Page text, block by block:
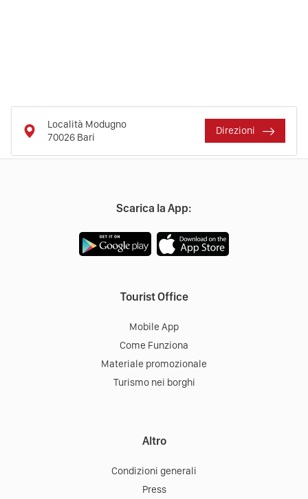
Località Modugno
70026 Bari
Direzioni
Scarica la App:
Tourist Office
Mobile App
Come Funziona
Materiale promozionale
Turismo nei borghi
Altro
Condizioni generali
Press